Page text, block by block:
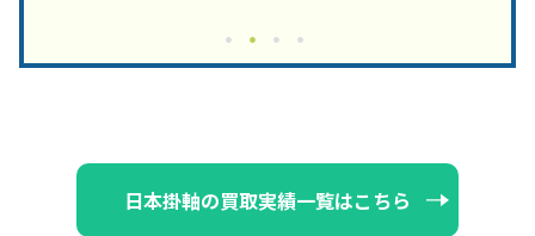
日本掛軸の買取実績一覧はこちら